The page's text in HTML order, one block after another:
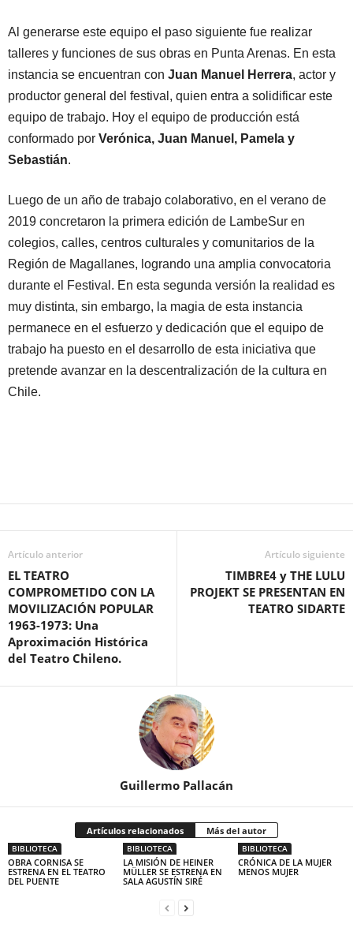
Al generarse este equipo el paso siguiente fue realizar
talleres y funciones de sus obras en Punta Arenas. En esta
instancia se encuentran con Juan Manuel Herrera, actor y
productor general del festival, quien entra a solidificar este
equipo de trabajo. Hoy el equipo de producción está
conformado por Verónica, Juan Manuel, Pamela y
Sebastián.
Luego de un año de trabajo colaborativo, en el verano de
2019 concretaron la primera edición de LambeSur en
colegios, calles, centros culturales y comunitarios de la
Región de Magallanes, logrando una amplia convocatoria
durante el Festival. En esta segunda versión la realidad es
muy distinta, sin embargo, la magia de esta instancia
permanece en el esfuerzo y dedicación que el equipo de
trabajo ha puesto en el desarrollo de esta iniciativa que
pretende avanzar en la descentralización de la cultura en
Chile.
Artículo anterior
EL TEATRO
COMPROMETIDO CON LA
MOVILIZACIÓN POPULAR
1963-1973: Una
Aproximación Histórica
del Teatro Chileno.
Artículo siguiente
TIMBRE4 y THE LULU
PROJEKT SE PRESENTAN EN
TEATRO SIDARTE
Guillermo Pallacán
Artículos relacionados Más del autor
BIBLIOTECA
OBRA CORNISA SE
ESTRENA EN EL TEATRO
DEL PUENTE
BIBLIOTECA
LA MISIÓN DE HEINER
MÜLLER SE ESTRENA EN
SALA AGUSTÍN SIRÉ
BIBLIOTECA
CRÓNICA DE LA MUJER
MENOS MUJER